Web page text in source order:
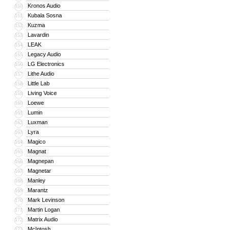
150 Kronos Audio
151 Kubala Sosna
152 Kuzma
153 Lavardin
154 LEAK
155 Legacy Audio
156 LG Electronics
157 Lithe Audio
158 Little Lab
159 Living Voice
160 Loewe
161 Lumin
162 Luxman
163 Lyra
164 Magico
165 Magnat
166 Magnepan
167 Magnetar
168 Manley
169 Marantz
170 Mark Levinson
171 Martin Logan
172 Matrix Audio